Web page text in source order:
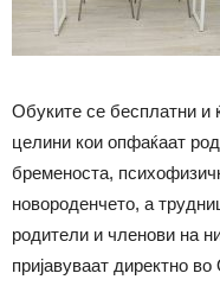
Обуките се бесплатни и
целини кои опфаќаат
бременоста,
новороденчето, а
родители и членови на
пријавуваат директно